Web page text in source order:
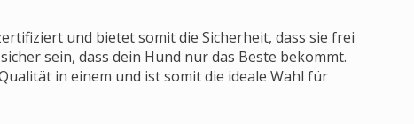
und bietet somit die Sicherheit, dass sie frei
sein, dass dein Hund nur das Beste bekommt.
in einem und ist somit die ideale Wahl für